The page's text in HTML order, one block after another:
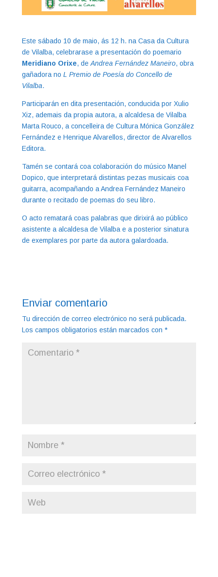
Este sábado 10 de maio, ás 12 h. na Casa da Cultura
de Vilalba, celebrarase a presentación do poemario
Meridiano Orixe, deAndrea Fernández Maneiro, obra
gañadora no L Premio de Poesía do Concello de
Vilalba.
Participarán en dita presentación, conducida por Xulio
Xiz, ademais da propia autora, a alcaldesa de Vilalba
Marta Rouco, a concelleira de Cultura Mónica González
Fernández e Henrique Alvarellos, director de Alvarellos
Editora.
Tamén se contará coa colaboración do músico Manel
Dopico, que interpretará distintas pezas musicais coa
guitarra, acompañando a Andrea Fernández Maneiro
durante o recitado de poemas do seu libro.
O acto rematará coas palabras que dirixirá ao público
asistente a alcaldesa de Vilalba e a posterior sinatura
de exemplares por parte da autora galardoada.
Enviar comentario
Tu dirección de correo electrónico no será publicada.
Los campos obligatorios están marcados con *